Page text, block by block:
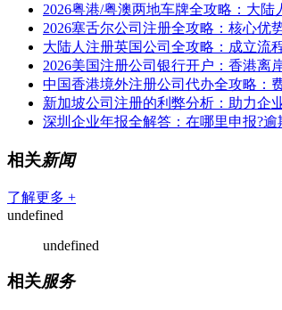
2026粤港/粤澳两地车牌全攻略：大
2026塞舌尔公司注册全攻略：核心优
大陆人注册英国公司全攻略：成立流
2026美国注册公司银行开户：香港离
中国香港境外注册公司代办全攻略：
新加坡公司注册的利弊分析：助力企
深圳企业年报全解答：在哪里申报?
相关新闻
了解更多 +
undefined
undefined
相关服务